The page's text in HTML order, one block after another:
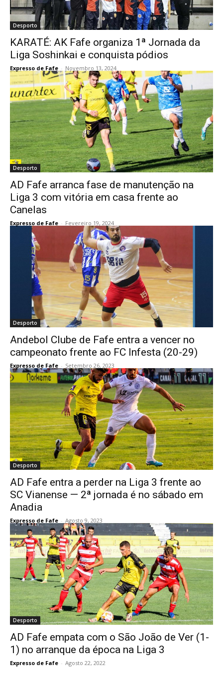
Desporto
KARATÉ: AK Fafe organiza 1ª Jornada da
Liga Soshinkai e conquista pódios
Expresso de Fafe - Novembro 13, 2024
Desporto
AD Fafe arranca fase de manutenção na
Liga 3 com vitória em casa frente ao
Canelas
Expresso de Fafe - Fevereiro 19, 2024
Desporto
Andebol Clube de Fafe entra a vencer no
campeonato frente ao FC Infesta (20-29)
Expresso de Fafe - Setembro 26, 2023
Desporto
AD Fafe entra a perder na Liga 3 frente ao
SC Vianense — 2ª jornada é no sábado em
Anadia
Expresso de Fafe - Agosto 9, 2023
Desporto
AD Fafe empata com o São João de Ver (1-
1) no arranque da época na Liga 3
Expresso de Fafe - Agosto 22, 2022